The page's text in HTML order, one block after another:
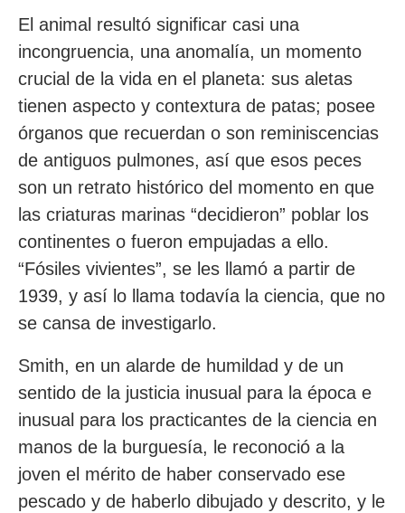
El animal resultó significar casi una
incongruencia, una anomalía, un momento
crucial de la vida en el planeta: sus aletas
tienen aspecto y contextura de patas; posee
órganos que recuerdan o son reminiscencias
de antiguos pulmones, así que esos peces
son un retrato histórico del momento en que
las criaturas marinas “decidieron” poblar los
continentes o fueron empujadas a ello.
“Fósiles vivientes”, se les llamó a partir de
1939, y así lo llama todavía la ciencia, que no
se cansa de investigarlo.
Smith, en un alarde de humildad y de un
sentido de la justicia inusual para la época e
inusual para los practicantes de la ciencia en
manos de la burguesía, le reconoció a la
joven el mérito de haber conservado ese
pescado y de haberlo dibujado y descrito, y le